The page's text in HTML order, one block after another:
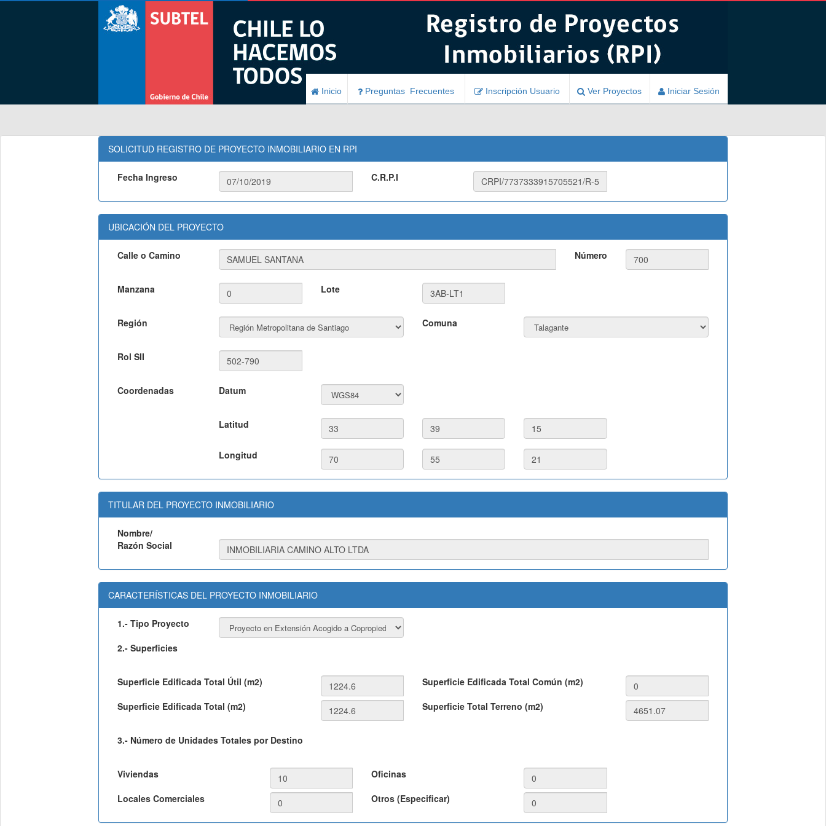
Inicio Preguntas Frecuentes Inscripción Usuario Ver Proyectos Iniciar Sesión
SOLICITUD REGISTRO DE PROYECTO INMOBILIARIO EN RPI
Fecha Ingreso C.R.P.I
UBICACIÓN DEL PROYECTO
Calle o Camino Número
Manzana Lote
Región Comuna
Rol SII
Coordenadas Datum
Latitud
Longitud
TITULAR DEL PROYECTO INMOBILIARIO
Nombre/
Razón Social
CARACTERÍSTICAS DEL PROYECTO INMOBILIARIO
1.- Tipo Proyecto
2.- Superficies
Superficie Edificada Total Útil (m2)
Superficie Edificada Total Común (m2)
Superficie Edificada Total (m2)
Superficie Total Terreno (m2)
3.- Número de Unidades Totales por Destino
Viviendas
Oficinas
Locales Comerciales
Otros (Especificar)